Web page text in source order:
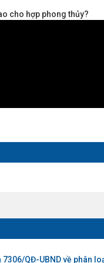
cho hợp phong thủy?
7306/QĐ-UBND về phân